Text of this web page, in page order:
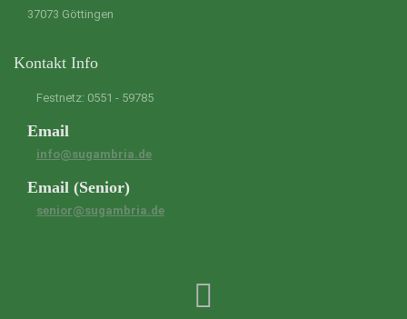
37073 Göttingen
Kontakt Info
Festnetz: 0551 - 59785
Email
info@sugambria.de
Email (Senior)
senior@sugambria.de